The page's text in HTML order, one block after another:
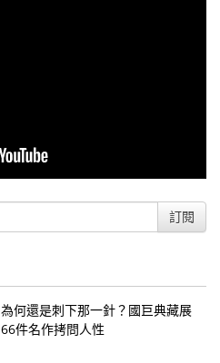
訂閱
何還是刺下那一針？國巨典藏展
件名作拷問人性